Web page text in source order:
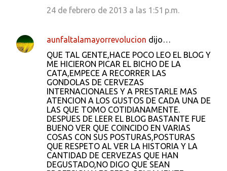
24 de febrero de 2013 a las 1:51 p.m.
aunfaltalamayorrevolucion dijo…
QUE TAL GENTE,HACE POCO LEO EL BLOG Y
ME HICIERON PICAR EL BICHO DE LA
CATA,EMPECE A RECORRER LAS
GONDOLAS DE CERVEZAS
INTERNACIONALES Y A PRESTARLE MAS
ATENCION A LOS GUSTOS DE CADA UNA DE
LAS QUE TOMO COTIDIANAMENTE.
DESPUES DE LEER EL BLOG BASTANTE FUE
BUENO VER QUE COINCIDO EN VARIAS
COSAS CON SUS POSTURAS,POSTURAS
QUE RESPETO AL VER LA HISTORIA Y LA
CANTIDAD DE CERVEZAS QUE HAN
DEGUSTADO,NO DIGO QUE SEAN